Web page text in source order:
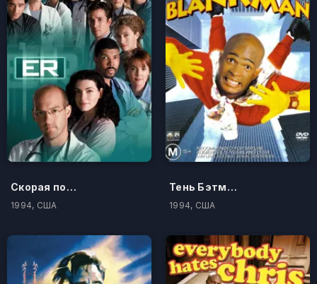
Скорая помощь
1994, США
Тень Бэтмена
1994, США